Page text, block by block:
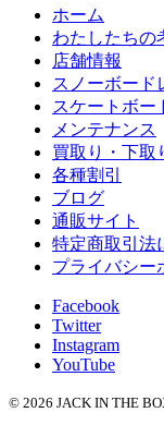
ホーム
わたしたちの
店舗情報
スノーボード
スケートボー
メンテナンス
買取り・下取
各種割引
ブログ
通販サイト
特定商取引法
プライバシー
Facebook
Twitter
Instagram
YouTube
© 2026 JACK IN THE